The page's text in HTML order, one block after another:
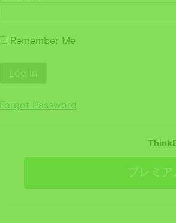
Remember Me
Forgot Password
プレミ